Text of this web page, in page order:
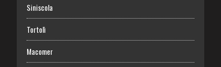
Siniscola
Tortolì
Macomer